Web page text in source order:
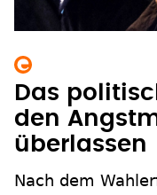
Das
den
überlassen
Nach dem